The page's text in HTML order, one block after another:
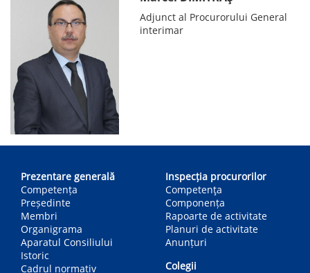
Adjunct al Procurorului General
interimar
navigation
Prezentare generală
Competența
Președinte
Membri
Organigrama
Aparatul Consiliului
Istoric
Cadrul normativ
Inspecția procurorilor
Competenţa
Componența
Rapoarte de activitate
Planuri de activitate
Anunțuri
Colegii